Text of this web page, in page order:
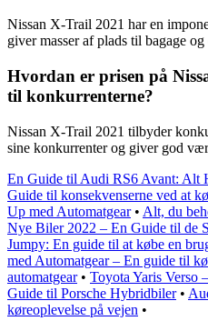
Nissan X-Trail 2021 har en
giver masser af plads til bagage
Hvordan er prisen på
til konkurrenterne?
Nissan X-Trail 2021 tilbyder
sine konkurrenter og giver god
En Guide til Audi RS6 Avant: Alt
Guide til konsekvenserne ved at
Up med Automatgear• Alt, du
Nye Biler 2022 – En Guide til de
Jumpy: En guide til at købe en
med Automatgear – En guide til
automatgear• Toyota Yaris Verso
Guide til Porsche Hybridbiler•
køreoplevelse på vejen •